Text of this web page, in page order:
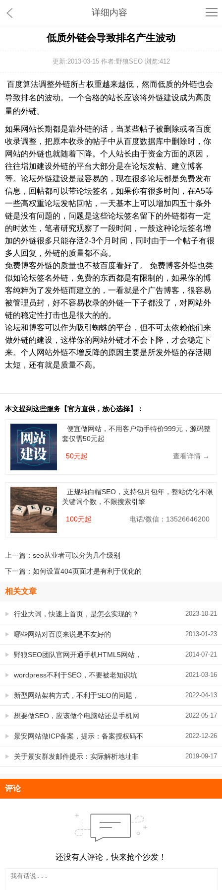
详细内容
低质外链会导致排名产生波动
更新:2013-03-15 作者:野狼SEO 浏览:412
百度算法调整外链所占权重越来越低，然而低质的外链也会
导致排名的波动。一个合格的站长应该将外链建设成为高质
量的外链。
如果网站长期都是靠外链的话，当某些帖子被删除或者百度
收录调整，把原本收录的帖子中从百度数据库中删除时，你
网站的外链也就随着下降。个人站长由于资金方面的原因，
往往增加建设外链的平台大部分是在论坛发帖、建立博客
等。论坛外链建设是最容易的，现在很多论坛都是免费发布
信息，回帖都可以带论坛签名，如果你有很多时间，在A5等
一些高权重论坛发帖回帖，一天基本上可以增加四五十条外
链是没有问题的，问题是这些论坛签名留下的外链都有一定
的时效性，笔者研究观察了一段时间，一般这种论坛签名增
加的外链很多只能存活2-3个月时间，同时由于一个帖子有很
多人回复，外链的质量都不高。
免费博客外链的质量也不被百度看好了。 免费博客外链也类
似如论坛签名外链，免费的东西都是有限制的，如果你的博
客纯粹为了发外链而建立的，一看就是个广告博客，很容易
被管理员封，好不容易收录的外链一下子都没了，对网站外
链的稳定性打击也是很大的的。
论坛和博客可以作为吸引蜘蛛的平台，但不可太依赖他们来
做外链的建设，这样你的网站外链才不会下降，才会稳定下
来。个人网站外链不增反降的原因主要是所发外链的存活期
太短，还有就是质量不高。
本文提到这些服务【官方直供，放心选择】：
便宜做网站，不用客户动手特价999元，源码整
套仅需50元起
50元起 查看详情 →
正规纯白帽SEO，支持包月包年，整站优化不限
关键词个数，不限搜索引擎
100元起 电话/微信：13526646200
上一篇： seo从业者可以分为几个级别
下一篇： 如何设置404页面才是有利于优化的
相关文章
2023-10-21
行业大词，快速上首页，是怎么实现的？
2013-01-23
哪些网站对百度来说是不友好的
2014-07-21
野狼SEO团队官网开通手机HTML5网站，
数据与本站同步 2021-03-16
wordpress不利于SEO，不要被老知识坑
了 2022-04-13
新型网站架构方式，不利于SEO的问题，
要引起重视 2022-05-17
想要做SEO，应该做个电脑站还是手机网
站 2022-12-26
景安网站做ICP备案，提示：备案授权码不
存在 的解决办法 2019-09-17
关于景安群发邮件提示：实际解析地址非
评论
还没有人评论，快来抢个沙发！